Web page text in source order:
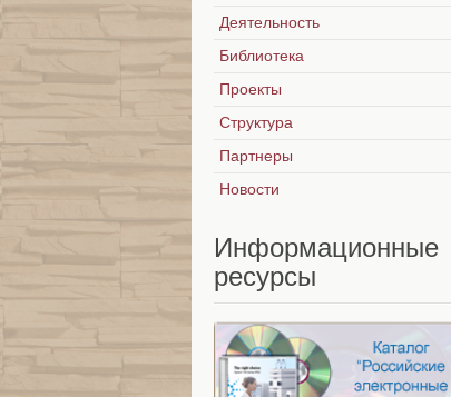
Деятельность
Библиотека
Проекты
Структура
Партнеры
Новости
Информационные
ресурсы